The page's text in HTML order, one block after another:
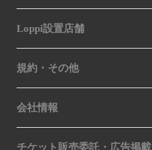
Loppi設置店舗
規約・その他
会社情報
チケット販売委託・広告掲載